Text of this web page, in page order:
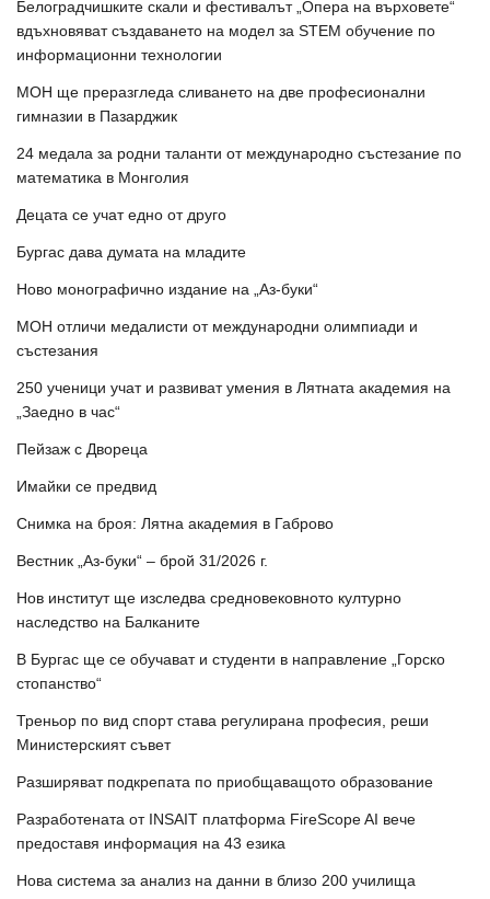
Белоградчишките скали и фестивалът „Опера на върховете“
вдъхновяват създаването на модел за STEM обучение по
информационни технологии
МОН ще преразгледа сливането на две професионални
гимназии в Пазарджик
24 медала за родни таланти от международно състезание по
математика в Монголия
Децата се учат едно от друго
Бургас дава думата на младите
Ново монографично издание на „Аз-буки“
МОН отличи медалисти от международни олимпиади и
състезания
250 ученици учат и развиват умения в Лятната академия на
„Заедно в час“
Пейзаж с Двореца
Имайки се предвид
Снимка на броя: Лятна академия в Габрово
Вестник „Аз-буки“ – брой 31/2026 г.
Нов институт ще изследва средновековното културно
наследство на Балканите
В Бургас ще се обучават и студенти в направление „Горско
стопанство“
Треньор по вид спорт става регулирана професия, реши
Министерският съвет
Разширяват подкрепата по приобщаващото образование
Разработената от INSAIT платформа FireScope AI вече
предоставя информация на 43 езика
Нова система за анализ на данни в близо 200 училища